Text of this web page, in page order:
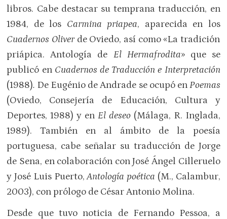
libros. Cabe destacar su temprana traducción, en
1984, de los Carmina priapea, aparecida en los
Cuadernos Oliverde Oviedo, así como «La tradición
priápica. Antología de El Hermafrodita» que se
publicó en Cuadernos de Traducción e Interpretación
(1988). De Eugénio de Andrade se ocupó enPoemas
(Oviedo, Consejería de Educación, Cultura y
Deportes, 1988) y en El deseo(Málaga, R. Inglada,
1989). También en al ámbito de la poesía
portuguesa, cabe señalar su traducción de Jorge
de Sena, en colaboración con José Ángel Cilleruelo
y José Luis Puerto,Antología poética (M., Calambur,
2003), con prólogo de César Antonio Molina.
Desde que tuvo noticia de Fernando Pessoa, a